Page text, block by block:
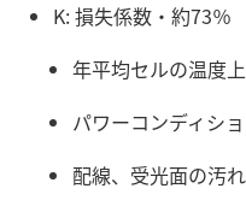
K: 損失係数・約73％
年平均セルの温度
パワーコンディシ
配線、受光面の汚